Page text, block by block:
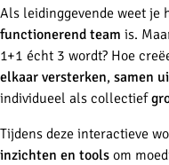
Als leidinggevende weet je
functionerend team is.
1+1 écht 3 wordt? Hoe
elkaar versterken, samen
individueel als collectief
Tijdens deze interactieve
inzichten en tools om